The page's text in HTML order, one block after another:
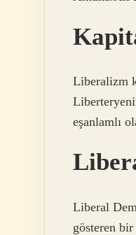
Liberalizm
eşanlamlı
Liberal
gösteren